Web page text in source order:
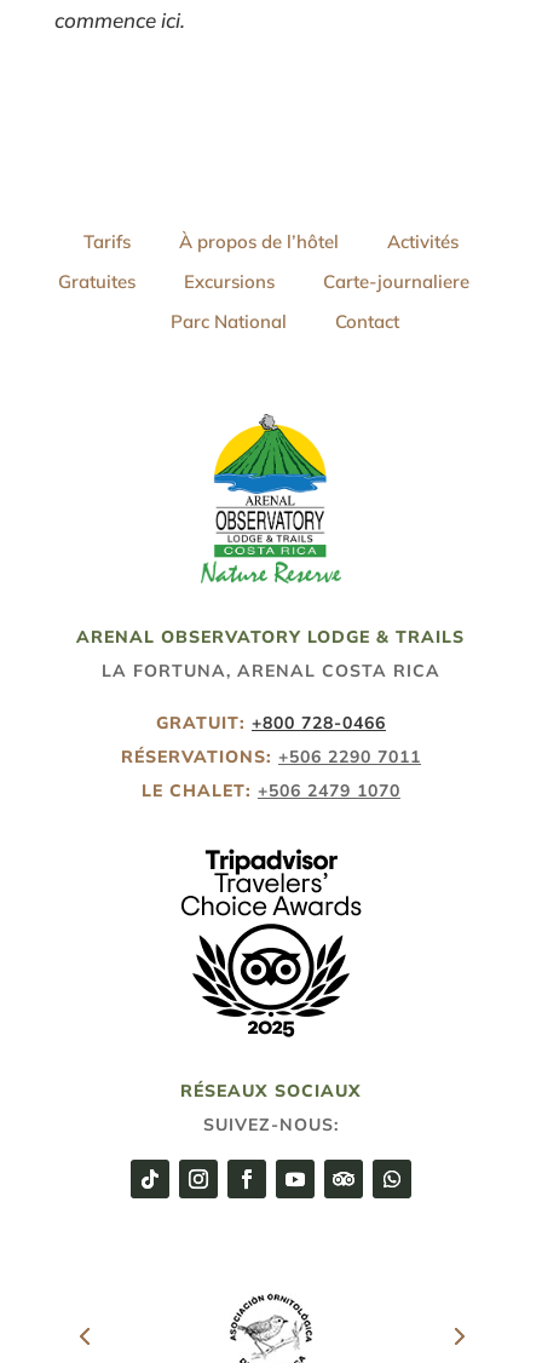
commence ici.
Tarifs À propos de l’hôtel
Activités
Gratuites
Excursions
Carte-journaliere
Parc National
Contact
ARENAL OBSERVATORY LODGE & TRAILS
LA FORTUNA, ARENAL COSTA RICA
GRATUIT: +800 728-0466
RÉSERVATIONS: +506 2290 7011
LE CHALET: +506 2479 1070
RÉSEAUX SOCIAUX
SUIVEZ-NOUS: